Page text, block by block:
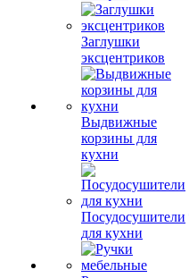
Заглушки
эксцентриков
Выдвижные
корзины для
кухни
Посудосушители
для кухни